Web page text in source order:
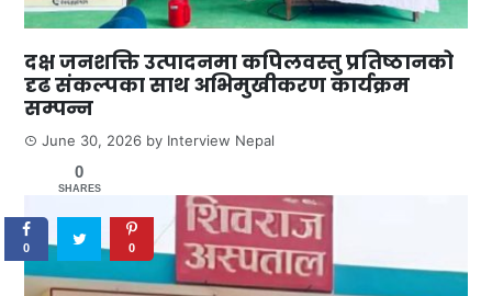
दक्ष जनशक्ति उत्पादनमा कपिलवस्तु प्रतिष्ठानको
दृढ संकल्पका साथ अभिमुखीकरण कार्यक्रम
सम्पन्न
June 30, 2026 by Interview Nepal
0
SHARES
0 0